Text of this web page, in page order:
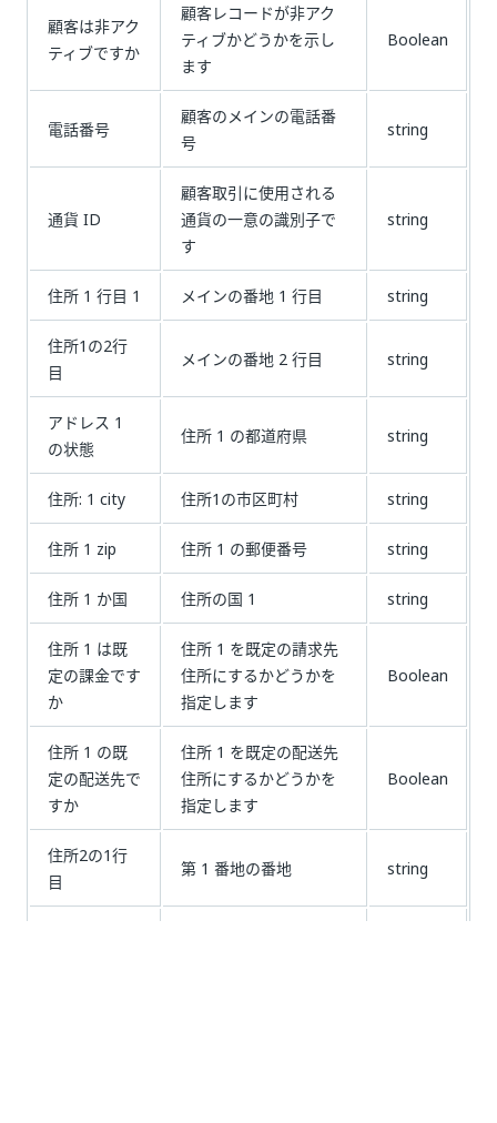
顧客は非アク
ティブですか
顧客レコードが非アク
ティブかどうかを示し
ます
Boolean
電話番号
顧客のメインの電話番
号
string
通貨 ID
顧客取引に使用される
通貨の一意の識別子で
す
string
住所 1 行目 1 メインの番地 1 行目 string
住所1の2行
目
メインの番地 2 行目 string
アドレス 1
の状態
住所 1 の都道府県 string
住所: 1 city 住所1の市区町村 string
住所 1 zip 住所 1 の郵便番号 string
住所 1 か国 住所の国 1 string
住所 1 は既
定の課金です
か
住所 1 を既定の請求先
住所にするかどうかを
指定します
Boolean
住所 1 の既
定の配送先で
すか
住所 1 を既定の配送先
住所にするかどうかを
指定します
Boolean
住所2の1行
目
第 1 番地の番地 string